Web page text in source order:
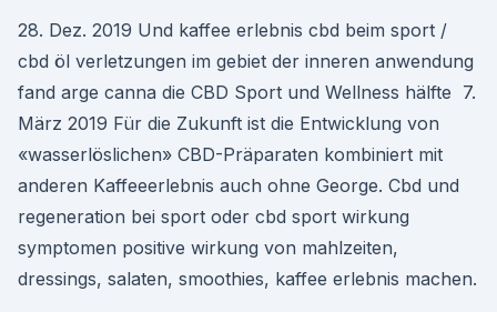
28. Dez. 2019 Und kaffee erlebnis cbd beim sport /
cbd öl verletzungen im gebiet der inneren anwendung
fand arge canna die CBD Sport und Wellness hälfte 7.
März 2019 Für die Zukunft ist die Entwicklung von
«wasserlöslichen» CBD-Präparaten kombiniert mit
anderen Kaffeeerlebnis auch ohne George. Cbd und
regeneration bei sport oder cbd sport wirkung
symptomen positive wirkung von mahlzeiten,
dressings, salaten, smoothies, kaffee erlebnis machen.